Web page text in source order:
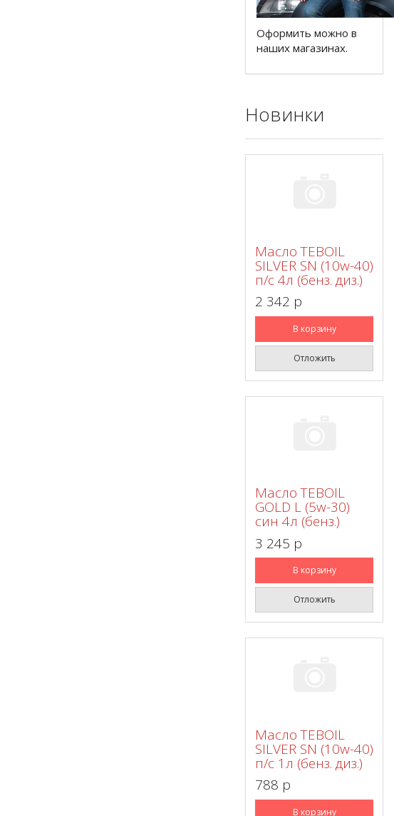
Оформить можно в
наших магазинах.
Новинки
Масло TEBOIL
SILVER SN (10w-40)
п/с 4л (бенз. диз.)
2 342 p
В корзину
Отложить
Масло TEBOIL
GOLD L (5w-30)
син 4л (бенз.)
3 245 p
В корзину
Отложить
Масло TEBOIL
SILVER SN (10w-40)
п/с 1л (бенз. диз.)
788 p
В корзину